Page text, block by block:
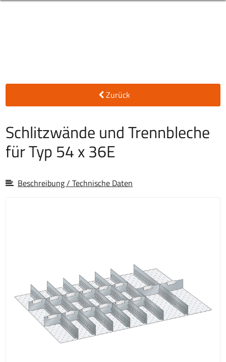
Zurück
Schlitzwände und Trennbleche
für Typ 54 x 36E
Beschreibung / Technische Daten